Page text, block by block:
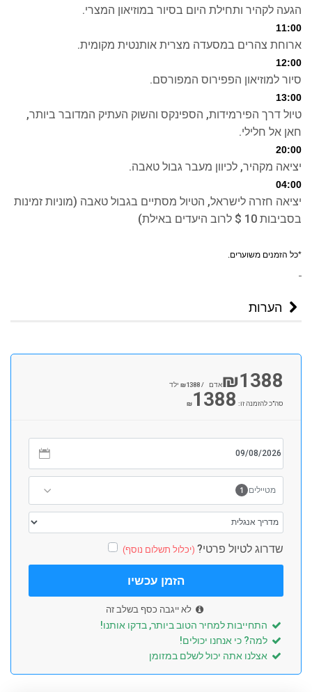
הגעה לקהיר ותחילת היום בסיור במוזיאון המצרי.
11:00
ארוחת צהרים במסעדה מצרית אותנטית מקומית.
12:00
סיור למוזיאון הפפירוס המפורסם.
13:00
טיול דרך הפירמידות, הספינקס והשוק העתיק המדובר ביותר,
חאן אל חלילי.
20:00
יציאה מקהיר, לכיוון מעבר גבול טאבה.
04:00
יציאה חזרה לישראל, הטיול מסתיים בגבול טאבה (מוניות זמינות
בסביבות 10 $ לרוב היעדים באילת)
*כל הזמנים משוערים.
הערות
₪1388 אדם / ₪
1388 ילד
סה"כ להזמנה זו: ₪ 1388
מטיילים 1
שדרוג לטיול פרטי? (יכלול תשלום נוסף)
הזמן עכשיו
לא ייגבה כסף בשלב זה
התחייבות למחיר הטוב ביותר, בדקו אותנו!
למה? כי אנחנו יכולים!
אצלנו אתה יכול לשלם במזומן